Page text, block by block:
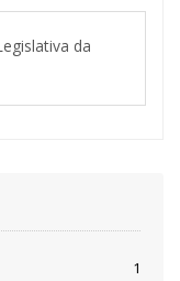
da
1